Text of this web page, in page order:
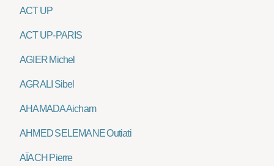
ACT UP
ACT UP-PARIS
AGIER Michel
AGRALI Sibel
AHAMADA Aicham
AHMED SELEMANE Outiati
AÏACH Pierre